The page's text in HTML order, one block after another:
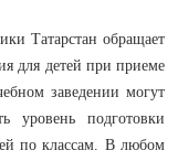
Татарстан обращает
для детей при приеме
заведении могут
уровень подготовки
по классам. В любом